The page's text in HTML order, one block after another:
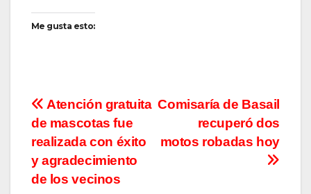
Me gusta esto:
Navegación
de
entradas
Comisaría de Basail
recuperó dos
motos robadas hoy
Atención gratuita
de mascotas fue
realizada con éxito
y agradecimiento
de los vecinos